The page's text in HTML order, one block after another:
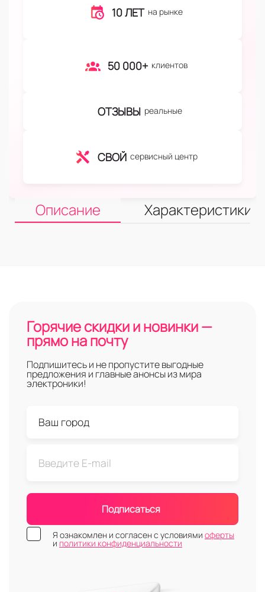
10 ЛЕТ на рынке
50 000+ клиентов
ОТЗЫВЫ реальные
СВОЙ сервисный центр
Описание Характеристики
Горячие скидки и новинки —
прямо на почту
Подпишитесь и не пропустите выгодные
предложения и главные анонсы из мира
электроники!
Подписаться
Я ознакомлен и согласен с условиями оферты
и политики конфиденциальности